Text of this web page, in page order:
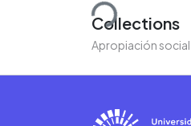
Loading...
Collections
Apropiación